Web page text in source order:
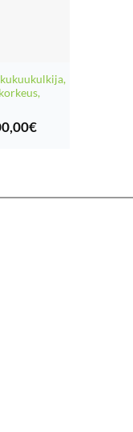
€Hintaluokka: